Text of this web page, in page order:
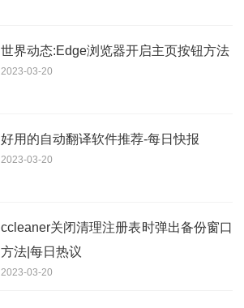
世界动态:Edge浏览器开启主页按钮方法
2023-03-20
好用的自动翻译软件推荐-每日快报
2023-03-20
ccleaner关闭清理注册表时弹出备份窗口
方法|每日热议
2023-03-20